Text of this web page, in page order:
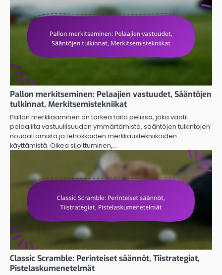
Pallon merkitseminen: Pelaajien vastuudet, Sääntöjen
tulkinnat, Merkitsemistekniikat
Pallon merkkaaminen on tärkeä taito pelissä, joka vaatii
pelaajilta vastuullisuuden ymmärtämistä, sääntöjen tulkintojen
noudattamista ja tehokkaiden merkkaustekniikoiden
käyttämistä. Oikea sijoittuminen,…
Classic Scramble: Perinteiset säännöt, Tiistrategiat,
Pistelaskumenetelmät